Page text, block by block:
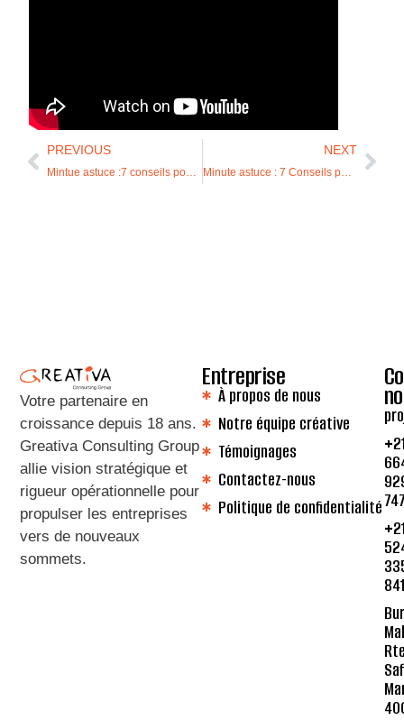
PREVIOUS NEXT
Minute astuce : 7 Conseils pour bien coacher vos équipes
Votre partenaire en
croissance depuis 18 ans.
Greativa Consulting Group
allie vision stratégique et
rigueur opérationnelle pour
propulser les entreprises
vers de nouveaux
sommets.
Entreprise
À propos de nous
Notre équipe créative
Témoignages
Contactez-nous
Politique de confidentialité
841